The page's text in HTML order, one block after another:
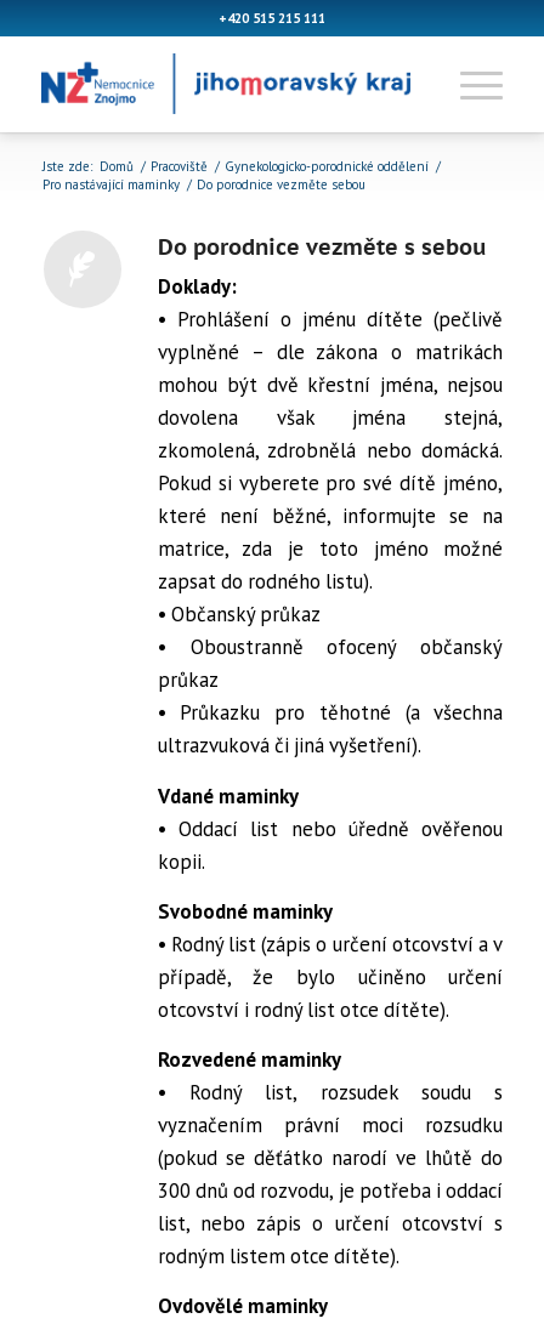
+420 515 215 111
Jste zde: Domů / Pracoviště / Gynekologicko-porodnické oddělení /
Pro nastávající maminky / Do porodnice vezměte sebou
Do porodnice vezměte s sebou
Doklady:
• Prohlášení o jménu dítěte (pečlivě
vyplněné – dle zákona o matrikách
mohou být dvě křestní jména, nejsou
dovolena však jména stejná,
zkomolená, zdrobnělá nebo domácká.
Pokud si vyberete pro své dítě jméno,
které není běžné, informujte se na
matrice, zda je toto jméno možné
zapsat do rodného listu).
• Občanský průkaz
• Oboustranně ofocený občanský
průkaz
• Průkazku pro těhotné (a všechna
ultrazvuková či jiná vyšetření).
Vdané maminky
• Oddací list nebo úředně ověřenou
kopii.
Svobodné maminky
• Rodný list (zápis o určení otcovství a v
případě, že bylo učiněno určení
otcovství i rodný list otce dítěte).
Rozvedené maminky
• Rodný list, rozsudek soudu s
vyznačením právní moci rozsudku
(pokud se děťátko narodí ve lhůtě do
300 dnů od rozvodu, je potřeba i oddací
list, nebo zápis o určení otcovství s
rodným listem otce dítěte).
Ovdovělé maminky